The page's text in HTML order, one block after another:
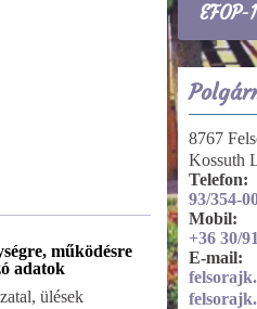
működésre
adatok
ülések
8767
Kossuth
Telefon:
93/354-
Mobil:
+36 30/
E-mail: